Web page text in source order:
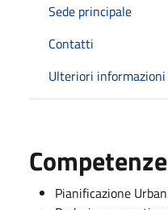
Sede principale
Contatti
Ulteriori informazioni
Competenze
Pianificazione